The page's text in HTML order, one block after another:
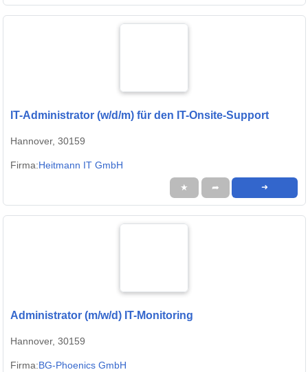
IT-Administrator (w/d/m) für den IT-Onsite-Support
Hannover, 30159
Firma:Heitmann IT GmbH
★ ➦ ➜
Administrator (m/w/d) IT-Monitoring
Hannover, 30159
Firma:BG-Phoenics GmbH